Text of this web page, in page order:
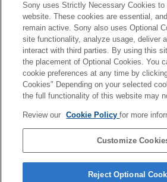
Creators’ Cloud
Tilin luominen Creators’ Cloud-
kameran linkittäminen tiliin (
Pilviyhteystietojen näyttäminen (
huomautuksia
Jos ilmenee ongelmia
Sony uses Strictly Necessary Cookies to
website. These cookies are essential,
remain active. Sony also uses Optional
site functionality, analyze usage, deliver
interact with third parties. By using this
the placement of Optional Cookies. You
cookie preferences at any time by
Cookies" Depending on your selected
the full functionality of this website may
Review our Cookie Policyfor more
Customize
Reject Optional